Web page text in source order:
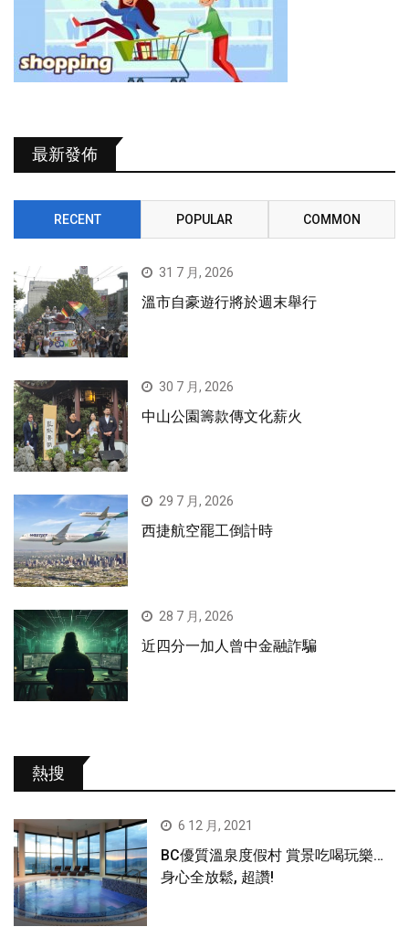
最新發佈
RECENT POPULAR COMMON
31 7 月, 2026
溫市自豪遊行將於週末舉行
30 7 月, 2026
中山公園籌款傳文化薪火
29 7 月, 2026
西捷航空罷工倒計時
28 7 月, 2026
近四分一加人曾中金融詐騙
熱搜
6 12 月, 2021
BC優質溫泉度假村 賞景吃喝玩樂…
身心全放鬆, 超讚!